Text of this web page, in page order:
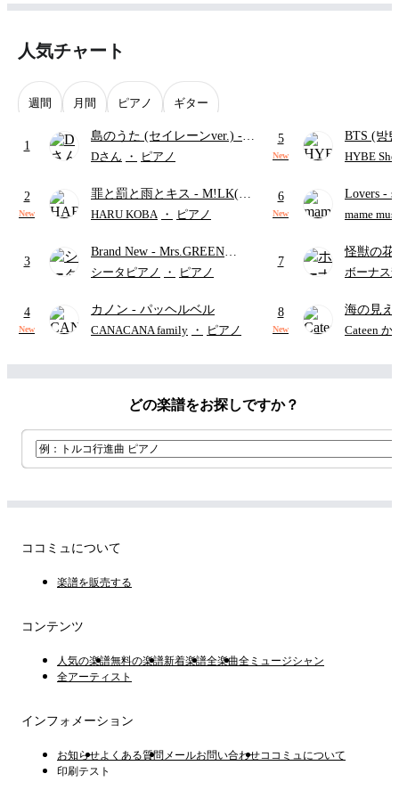
人気チャート
週間 月間 ピアノ ギター
1
島のうた (セイレーンver.) -
セイレーン(CV.鈴木みのり)
ード・ペダル付き/『映画ちい
かわ 人魚の島のひみつ』よ
Dさん ・ ピアノ
2
New
罪と罰と雨とキス - M!LK(佐
野勇斗&吉田仁人)
HARU KOBA ・ ピアノ
3
Brand New - Mrs.GREEN
APPLE
シータピアノ ・ ピアノ
4
New
カノン - パッヘルベル
CANACANA family ・ ピアノ
5
New
BTS (방
HYBE
6
New
Lovers -
ト)
mame
7
怪獣の
ードパー
ボーナス
8
New
海の見
Cateen か
どの楽譜をお探しですか？
ココミュについて
楽譜を販売する
コンテンツ
人気の楽譜無料の楽譜新着楽譜全楽曲全ミュージシャン
全アーティスト
インフォメーション
お知らせよくある質問 メールお問い合わせココミュについて
印刷テスト